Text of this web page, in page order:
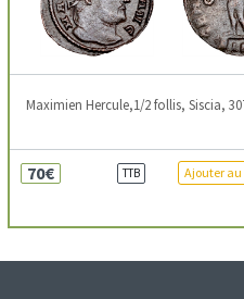
Maximien Hercule,1/2 follis, Siscia,
70€ TTB Ajouter